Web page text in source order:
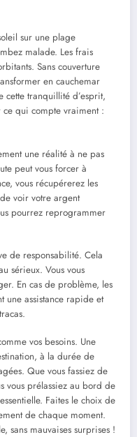
sur une plage
malade. Les frais
Sans couverture
en cauchemar
cette tranquillité d’esprit,
ce qui compte vraiment :
une réalité à ne pas
peut vous forcer à
vous récupérerez les
voir votre argent
pourrez reprogrammer
de responsabilité. Cela
sérieux. Vous vous
En cas de problème, les
une assistance rapide et
vos besoins. Une
à la durée de
Que vous fassiez de
vous prélassiez au bord de
Faites le choix de
de chaque moment.
sans mauvaises surprises !